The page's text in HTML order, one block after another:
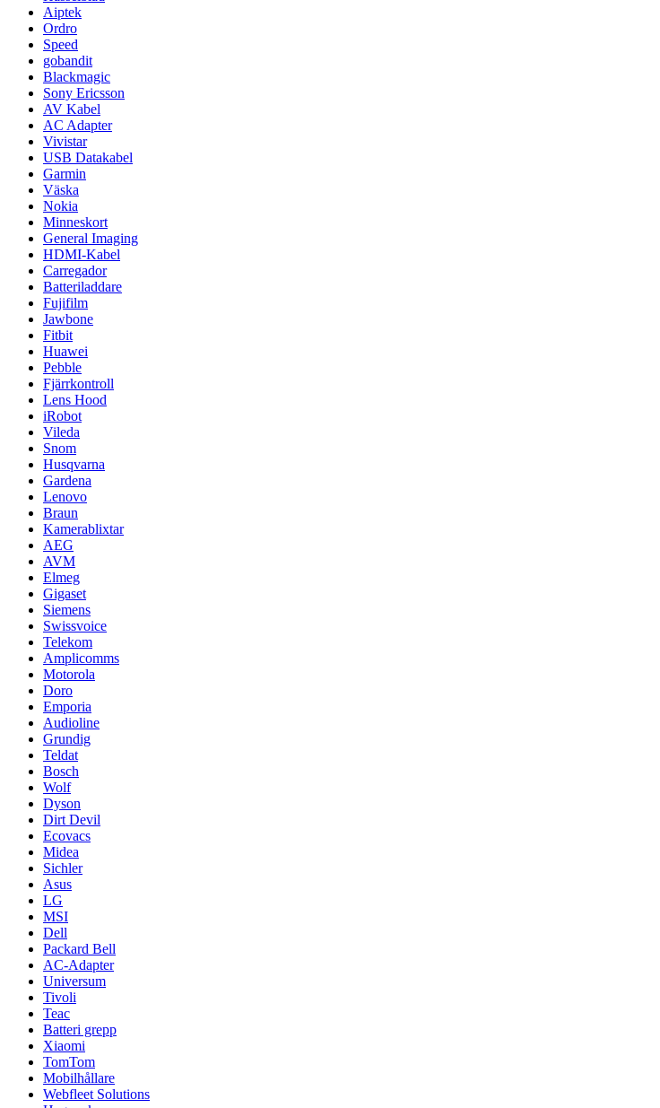
Aiptek
Ordro
Speed
gobandit
Blackmagic
Sony Ericsson
AV Kabel
AC Adapter
Vivistar
USB Datakabel
Garmin
Väska
Nokia
Minneskort
General Imaging
HDMI-Kabel
Carregador
Batteriladdare
Fujifilm
Jawbone
Fitbit
Huawei
Pebble
Fjärrkontroll
Lens Hood
iRobot
Vileda
Snom
Husqvarna
Gardena
Lenovo
Braun
Kamerablixtar
AEG
AVM
Elmeg
Gigaset
Siemens
Swissvoice
Telekom
Amplicomms
Motorola
Doro
Emporia
Audioline
Grundig
Teldat
Bosch
Wolf
Dyson
Dirt Devil
Ecovacs
Midea
Sichler
Asus
LG
MSI
Dell
Packard Bell
AC-Adapter
Universum
Tivoli
Teac
Batteri grepp
Xiaomi
TomTom
Mobilhållare
Webfleet Solutions